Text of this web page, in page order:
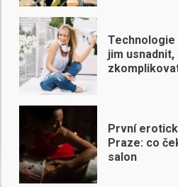
jim usnadnit,
První
Praze: co
salon